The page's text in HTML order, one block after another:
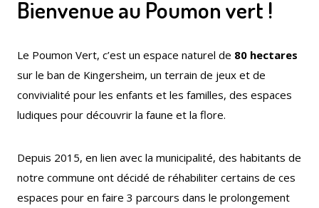
Publications
Enquêtes publiques
Conseil Municipal
Bienvenue au Poumon vert !
Le Poumon Vert, c’est un espace naturel de 80 hectares
sur le ban de Kingersheim, un terrain de jeux et de
convivialité pour les enfants et les familles, des espaces
ludiques pour découvrir la faune et la flore.
Depuis 2015, en lien avec la municipalité, des habitants de
notre commune ont décidé de réhabiliter certains de ces
espaces pour en faire 3 parcours dans le prolongement